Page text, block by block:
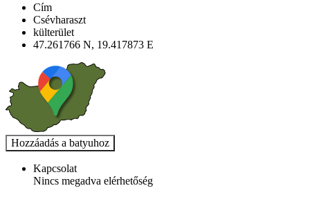
Cím
Csévharaszt
külterület
47.261766 N, 19.417873 E
Kapcsolat
Nincs megadva elérhetőség